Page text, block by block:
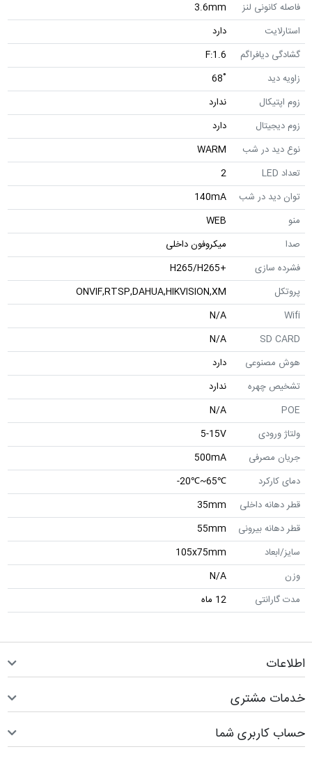
فاصله کانونی لنز
3.6mm
استارلایت
دارد
گشادگی دیافراگم
F:1.6
زاویه دید
˚68
زوم اپتیکال
ندارد
زوم دیجیتال
دارد
نوع دید در شب
WARM
تعداد LED
2
توان دید در شب
140mA
منو
WEB
صدا
میکروفون داخلی
فشرده سازی
+H265/H265
پروتکل
ONVIF,RTSP,DAHUA,HIKVISION,XM
Wifi
N/A
SD CARD
N/A
هوش مصنوعی
دارد
تشخیص چهره
ندارد
POE
N/A
ولتاژ ورودی
5-15V
جریان مصرفی
500mA
دمای کارکرد
℃65~℃20-
قطر دهانه داخلی
35mm
قطر دهانه بیرونی
55mm
سایز/ابعاد
105x75mm
وزن
N/A
مدت گارانتی
12 ماه
اطلاعات
خدمات مشتری
حساب کاربری شما